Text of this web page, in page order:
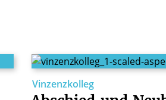
Vinzenzkolleg